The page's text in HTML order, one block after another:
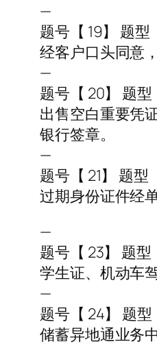
—
题号【 19】 题
经客户口头同意
—
题号【 20】 题
出售空白重要凭
银行签章。
—
题号【 21】 题
过期身份证件经
—
题号【 23】 题
学生证、机动车
—
题号【 24】 题
储蓄异地通业务